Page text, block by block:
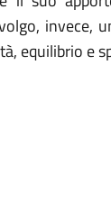
equilibrio e